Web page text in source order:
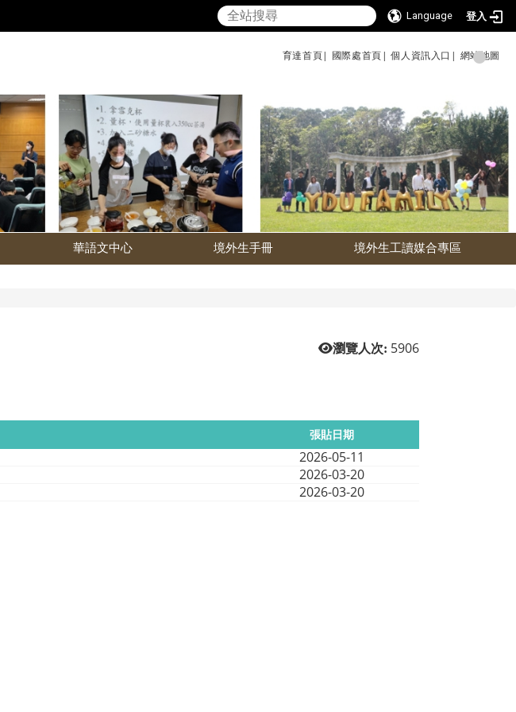
Language 登入
育達首頁| 國際處首頁| 個人資訊入口| 網站地圖
華語文中心 境外生手冊 境外生工讀媒合專區
瀏覽人次: 5906
張貼日期
2026-05-11
2026-03-20
2026-03-20